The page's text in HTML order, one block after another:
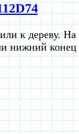
к дереву. На
нижний конец